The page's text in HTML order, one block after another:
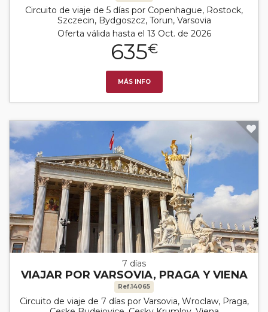
Circuito de viaje de 5 días por Copenhague, Rostock,
Szczecin, Bydgoszcz, Torun, Varsovia
Oferta válida hasta el 13 Oct. de 2026
635€
MÁS INFO
7 días
VIAJAR POR VARSOVIA, PRAGA Y VIENA
Ref.14065
Circuito de viaje de 7 días por Varsovia, Wroclaw, Praga,